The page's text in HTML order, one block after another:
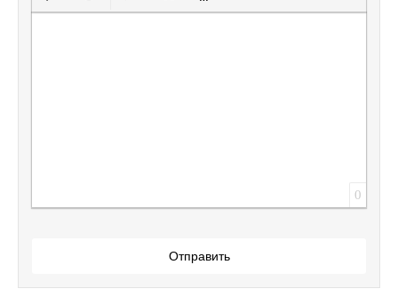
Вставить защищенную ссылку
Вставить смайлик
Вставка скрытого текста
Вставка цитаты
Вставка спойлера
0
Отправить